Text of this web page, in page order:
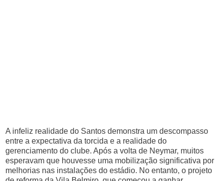
A infeliz realidade do Santos demonstra um descompasso
entre a expectativa da torcida e a realidade do
gerenciamento do clube. Após a volta de Neymar, muitos
esperavam que houvesse uma mobilização significativa por
melhorias nas instalações do estádio. No entanto, o projeto